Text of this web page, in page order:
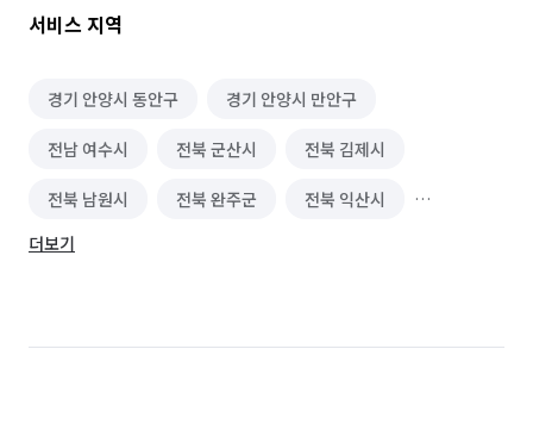
서비스 지역
경기 안양시 동안구 경기 안양시 만안구
전남 여수시 전북 군산시 전북 김제시
전북 남원시 전북 완주군 전북 익산시
전북 전주시 덕진구
더보기